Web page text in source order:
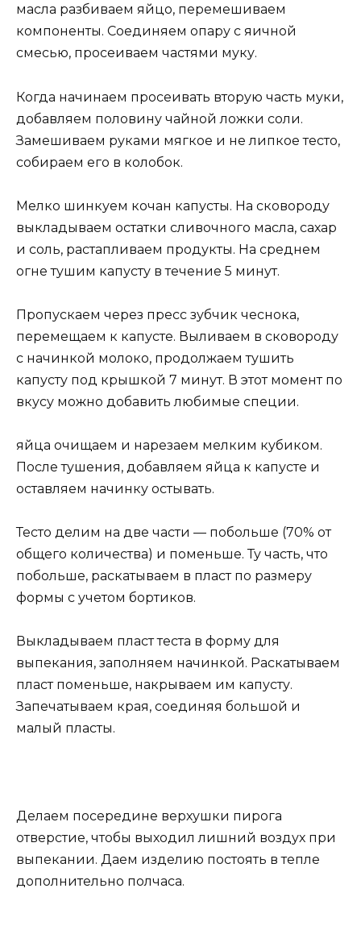
масла разбиваем яйцо, перемешиваем
компоненты. Соединяем опару с яичной
смесью, просеиваем частями муку.
Когда начинаем просеивать вторую часть муки,
добавляем половину чайной ложки соли.
Замешиваем руками мягкое и не липкое тесто,
собираем его в колобок.
Мелко шинкуем кочан капусты. На сковороду
выкладываем остатки сливочного масла, сахар
и соль, растапливаем продукты. На среднем
огне тушим капусту в течение 5 минут.
Пропускаем через пресс зубчик чеснока,
перемещаем к капусте. Выливаем в сковороду
с начинкой молоко, продолжаем тушить
капусту под крышкой 7 минут. В этот момент по
вкусу можно добавить любимые специи.
яйца очищаем и нарезаем мелким кубиком.
После тушения, добавляем яйца к капусте и
оставляем начинку остывать.
Тесто делим на две части — побольше (70% от
общего количества) и поменьше. Ту часть, что
побольше, раскатываем в пласт по размеру
формы с учетом бортиков.
Выкладываем пласт теста в форму для
выпекания, заполняем начинкой. Раскатываем
пласт поменьше, накрываем им капусту.
Запечатываем края, соединяя большой и
малый пласты.
Делаем посередине верхушки пирога
отверстие, чтобы выходил лишний воздух при
выпекании. Даем изделию постоять в тепле
дополнительно полчаса.